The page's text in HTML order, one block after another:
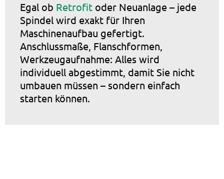
Egal ob Retrofit oder Neuanlage – jede
Spindel wird exakt für Ihren
Maschinenaufbau gefertigt.
Anschlussmaße, Flanschformen,
Werkzeugaufnahme: Alles wird
individuell abgestimmt, damit Sie nicht
umbauen müssen – sondern einfach
starten können.